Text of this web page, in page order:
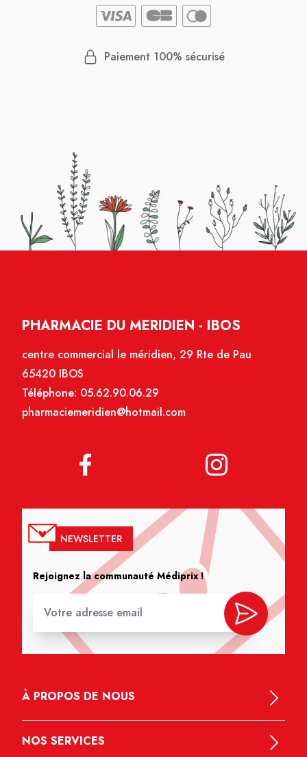
Paiement 100% sécurisé
PHARMACIE DU MERIDIEN - IBOS
centre commercial le méridien, 29 Rte de Pau
65420 IBOS
Téléphone: 05.62.90.06.29
pharmaciemeridien@hotmail.com
NEWSLETTER
Rejoignez la communauté Médiprix !
À PROPOS DE NOUS
NOS SERVICES